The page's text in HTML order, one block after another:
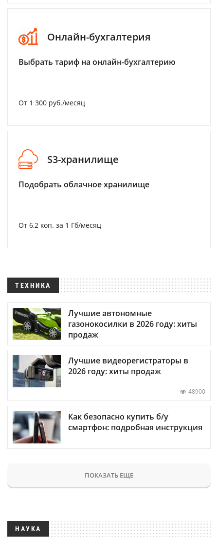
Онлайн-бухгалтерия
Выбрать тариф на онлайн-бухгалтерию
От 1 300 руб./месяц
S3-хранилище
Подобрать облачное хранилище
От 6,2 коп. за 1 Гб/месяц
ТЕХНИКА
Лучшие автономные
газонокосилки в 2026 году: хиты
продаж
Лучшие видеорегистраторы в
2026 году: хиты продаж
48900
Как безопасно купить б/у
смартфон: подробная инструкция
ПОКАЗАТЬ ЕЩЕ
НАУКА